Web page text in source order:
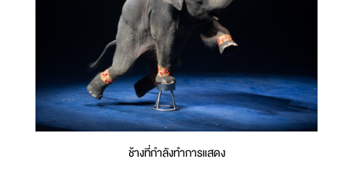
ช้างที่กำลังทำการแสดง